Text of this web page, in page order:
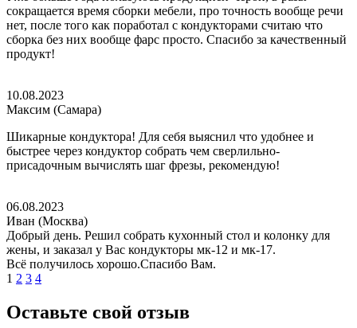
сокращается время сборки мебели, про точность вообще речи
нет, после того как поработал с кондукторами считаю что
сборка без них вообще фарс просто. Спасибо за качественный
продукт!
10.08.2023
Максим (Самара)
Шикарные кондуктора! Для себя выяснил что удобнее и
быстрее через кондуктор собрать чем сверлильно-
присадочным вычислять шаг фрезы, рекомендую!
06.08.2023
Иван (Москва)
Добрый день. Решил собрать кухонный стол и колонку для
жены, и заказал у Вас кондукторы мк-12 и мк-17.
Всё получилось хорошо.Спасибо Вам.
1 2 3 4
Оставьте свой отзыв